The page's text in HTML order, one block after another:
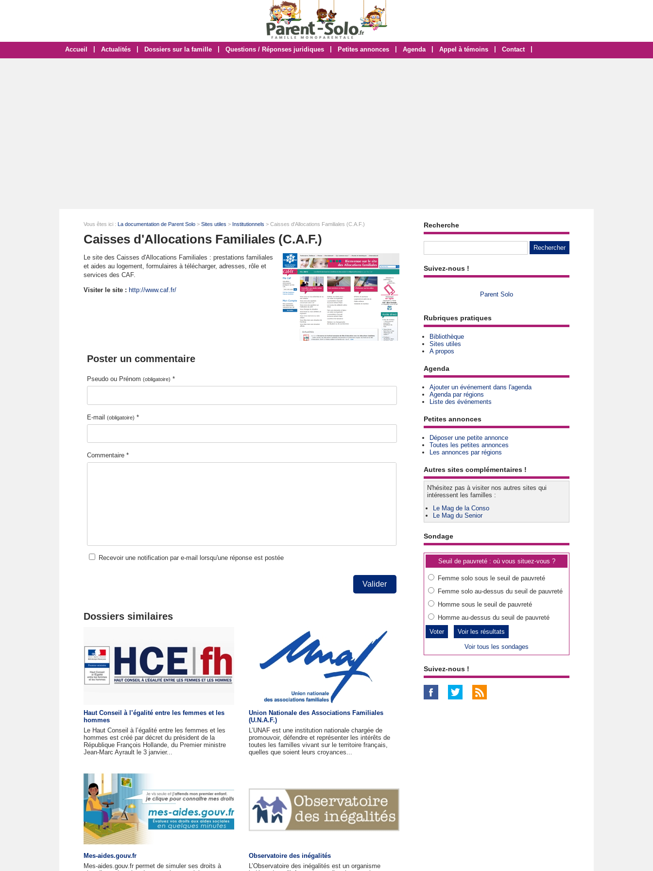
Accueil Actualités Dossiers sur la famille Questions / Réponses juridiques Petites annonces Agenda Appel à témoins Contact
Vous êtes ici : La documentation de Parent Solo > Sites utiles > Institutionnels > Caisses d'Allocations Familiales (C.A.F.)
Caisses d'Allocations Familiales (C.A.F.)
Le site des Caisses d'Allocations Familiales : prestations familiales
et aides au logement, formulaires à télécharger, adresses, rôle et
services des CAF.
Visiter le site : http://www.caf.fr/
Poster un commentaire
Pseudo ou Prénom (obligatoire) *
E-mail (obligatoire) *
Commentaire *
Recevoir une notification par e-mail lorsqu'une réponse est postée
Valider
Dossiers similaires
Haut Conseil à l’égalité entre les femmes et les
hommes
Le Haut Conseil à l’égalité entre les femmes et les
hommes est créé par décret du président de la
République François Hollande, du Premier ministre
Jean-Marc Ayrault le 3 janvier...
Union Nationale des Associations Familiales
(U.N.A.F.)
L’UNAF est une institution nationale chargée de
promouvoir, défendre et représenter les intérêts de
toutes les familles vivant sur le territoire français,
quelles que soient leurs croyances...
Mes-aides.gouv.fr
Mes-aides.gouv.fr permet de simuler ses droits à
Observatoire des inégalités
L’Observatoire des inégalités est un organisme
Recherche
Suivez-nous !
Parent Solo
Rubriques pratiques
Bibliothèque
Sites utiles
A propos
Agenda
Ajouter un événement dans l'agenda
Agenda par régions
Liste des événements
Petites annonces
Déposer une petite annonce
Toutes les petites annonces
Les annonces par régions
Autres sites complémentaires !
N'hésitez pas à visiter nos autres sites qui
intéressent les familles :
Le Mag de la Conso
Le Mag du Senior
Sondage
Seuil de pauvreté : où vous situez-vous ?
Femme solo sous le seuil de pauvreté
Femme solo au-dessus du seuil de pauvreté
Homme sous le seuil de pauvreté
Homme au-dessus du seuil de pauvreté
Voir les résultats
Voir tous les sondages
Suivez-nous !